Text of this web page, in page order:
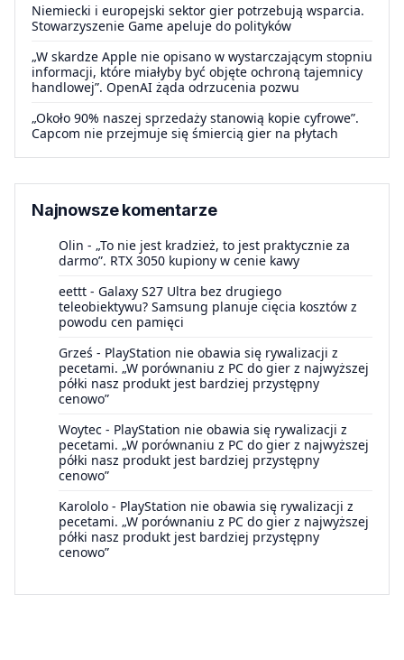
Niemiecki i europejski sektor gier potrzebują wsparcia.
Stowarzyszenie Game apeluje do polityków
„W skardze Apple nie opisano w wystarczającym stopniu
informacji, które miałyby być objęte ochroną tajemnicy
handlowej”. OpenAI żąda odrzucenia pozwu
„Około 90% naszej sprzedaży stanowią kopie cyfrowe”.
Capcom nie przejmuje się śmiercią gier na płytach
Najnowsze komentarze
Olin - „To nie jest kradzież, to jest praktycznie za
darmo”. RTX 3050 kupiony w cenie kawy
eettt - Galaxy S27 Ultra bez drugiego
teleobiektywu? Samsung planuje cięcia kosztów z
powodu cen pamięci
Grześ - PlayStation nie obawia się rywalizacji z
pecetami. „W porównaniu z PC do gier z najwyższej
półki nasz produkt jest bardziej przystępny
cenowo”
Woytec - PlayStation nie obawia się rywalizacji z
pecetami. „W porównaniu z PC do gier z najwyższej
półki nasz produkt jest bardziej przystępny
cenowo”
Karololo - PlayStation nie obawia się rywalizacji z
pecetami. „W porównaniu z PC do gier z najwyższej
półki nasz produkt jest bardziej przystępny
cenowo”